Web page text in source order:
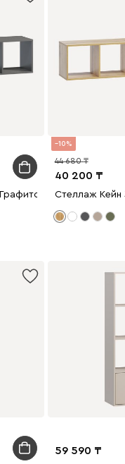
10
40 200
44 680
Стеллаж Кейн
59 590